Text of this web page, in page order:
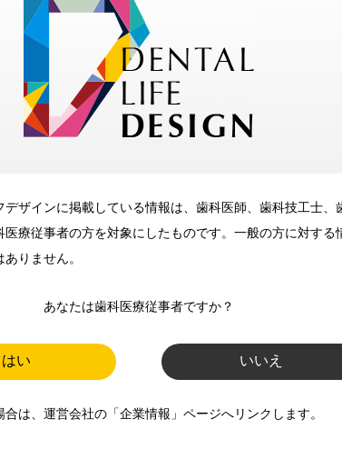
デザインに掲載している情報は、歯科医師、歯科技工士、
医療従事者の方を対象にしたものです。一般の方に対する
りません。
あなたは歯科医療従事者ですか？
はい いいえ
合は、運営会社の「企業情報」ページへリンクします。
メリット
メールマガジンでお届け
師、歯科衛生士、歯科技工士）に
お届けします。